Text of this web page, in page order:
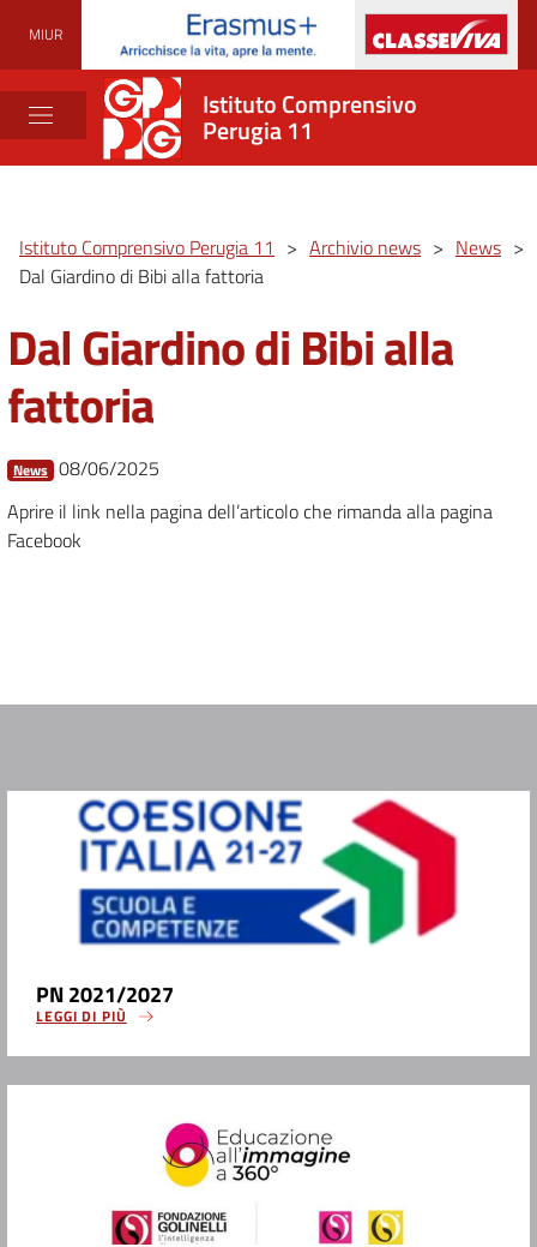
MIUR
Istituto Comprensivo
Perugia 11
Istituto Comprensivo Perugia 11 > Archivio news > News >
Dal Giardino di Bibi alla fattoria
Dal Giardino di Bibi alla
fattoria
News 08/06/2025
Aprire il link nella pagina dell’articolo che rimanda alla pagina
Facebook
PN 2021/2027
LEGGI DI PIÙ